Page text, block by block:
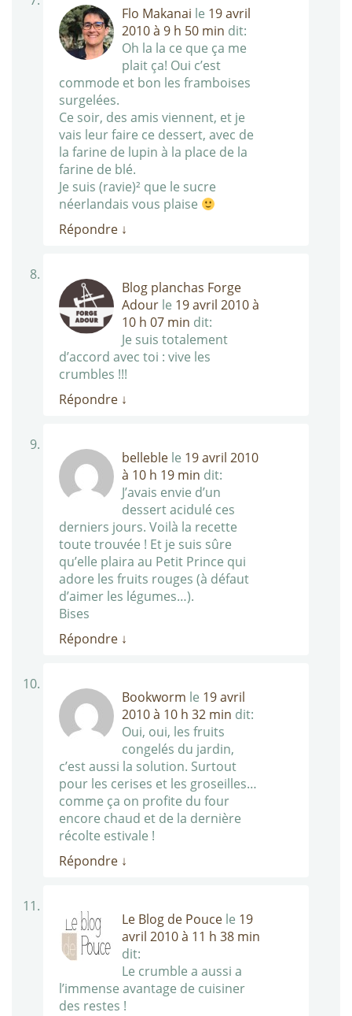
Flo Makanai le 19 avril
2010 à 9 h 50 min dit:
Oh la la ce que ça me
plait ça! Oui c’est
commode et bon les framboises
surgelées.
Ce soir, des amis viennent, et je
vais leur faire ce dessert, avec de
la farine de lupin à la place de la
farine de blé.
Je suis (ravie)² que le sucre
néerlandais vous plaise
Répondre ↓
Blog planchas Forge
Adour le 19 avril 2010 à
10 h 07 min dit:
Je suis totalement
d’accord avec toi : vive les
crumbles !!!
Répondre ↓
belleble le 19 avril 2010
à 10 h 19 min dit:
J’avais envie d’un
dessert acidulé ces
derniers jours. Voilà la recette
toute trouvée ! Et je suis sûre
qu’elle plaira au Petit Prince qui
adore les fruits rouges (à défaut
d’aimer les légumes…).
Bises
Répondre ↓
Bookworm le 19 avril
2010 à 10 h 32 min dit:
Oui, oui, les fruits
congelés du jardin,
c’est aussi la solution. Surtout
pour les cerises et les groseilles…
comme ça on profite du four
encore chaud et de la dernière
récolte estivale !
Répondre ↓
Le Blog de Pouce le 19
avril 2010 à 11 h 38 min
dit:
Le crumble a aussi a
l’immense avantage de cuisiner
des restes !